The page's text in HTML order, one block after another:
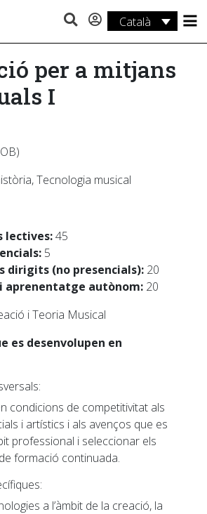
Català
per a mitjans
I
Tecnologia musical
lectives:45
5
dirigits (no presencials): 20
aprenentatge autònom: 20
i Teoria Musical
es desenvolupen en
condicions de competitivitat als
i artístics i als avenços que es
professional i seleccionar els
formació continuada.
a l’àmbit de la creació, la